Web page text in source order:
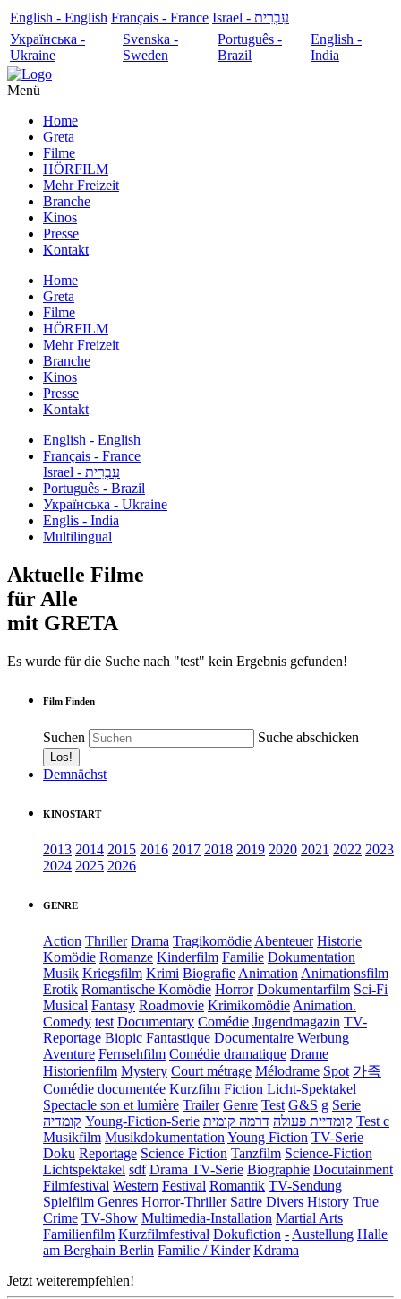
English - English Français - France
עִבְרִית - Israel
Українська -
Ukraine
Svenska -
Sweden
Português -
Brazil
English -
India
Menü
Home
Greta
Filme
HÖRFILM
Mehr Freizeit
Branche
Kinos
Presse
Kontakt
Home
Greta
Filme
HÖRFILM
Mehr Freizeit
Branche
Kinos
Presse
Kontakt
English - English
Français - France
עִבְרִית - Israel
Português - Brazil
Українська - Ukraine
Englis - India
Multilingual
Aktuelle Filme
für Alle
mit GRETA
Es wurde für die Suche nach "test" kein Ergebnis gefunden!
Film Finden
Suchen Suche abschicken
Demnächst
KINOSTART
2013 2014 2015 2016 2017 2018 2019 2020 2021 2022 2023
2024 2025 2026
GENRE
Action Thriller Drama Tragikomödie Abenteuer Historie
Komödie Romanze Kinderfilm Familie Dokumentation
Musik Kriegsfilm Krimi Biografie Animation Animationsfilm
Erotik Romantische Komödie Horror Dokumentarfilm Sci-Fi
Musical Fantasy Roadmovie Krimikomödie Animation.
Comedy test Documentary Comédie Jugendmagazin TV-
Reportage Biopic Fantastique Documentaire Werbung
Aventure Fernsehfilm Comédie dramatique Drame
Historienfilm Mystery Court métrage Mélodrame Spot 가족
Comédie documentée Kurzfilm Fiction Licht-Spektakel
Spectacle son et lumière Trailer Genre Test G&S g Serie
קומדיה Young-Fiction-Serie קומדיית פעולה דרמה קומית
Test c
Musikfilm Musikdokumentation Young Fiction TV-Serie
Doku Reportage Science Fiction Tanzfilm Science-Fiction
Lichtspektakel sdf Drama TV-Serie Biographie Docutainment
Filmfestival Western Festival Romantik TV-Sendung
Spielfilm Genres Horror-Thriller Satire Divers History True
Crime TV-Show Multimedia-Installation Martial Arts
Familienfilm Kurzfilmfestival Dokufiction - Austellung Halle
am Berghain Berlin Familie / Kinder Kdrama
Jetzt weiterempfehlen!